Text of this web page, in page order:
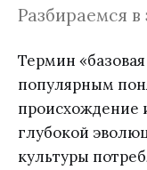
Разбираемся
Термин
популярным
происхождение
глубокой
культуры